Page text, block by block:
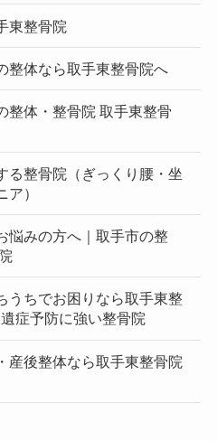
東整骨院
整体なら取手東整骨院へ
整体・整骨院 取手東整骨
る整骨院（ぎっくり腰・坐
）
悩みの方へ｜取手市の整
うちでお困りなら取手東整
症予防に強い整骨院
産後整体なら取手東整骨院